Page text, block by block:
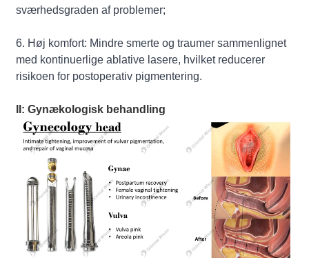
sværhedsgraden af ​​problemer;
6. Høj komfort: Mindre smerte og traumer sammenlignet
med kontinuerlige ablative lasere, hvilket reducerer
risikoen for postoperativ pigmentering.
II: Gynækologisk behandling